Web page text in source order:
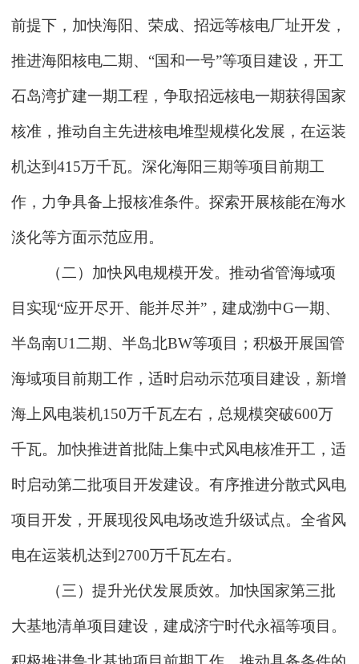
前提下，加快海阳、荣成、招远等核电厂址开发，
推进海阳核电二期、“国和一号”等项目建设，开工
石岛湾扩建一期工程，争取招远核电一期获得国家
核准，推动自主先进核电堆型规模化发展，在运装
机达到415万千瓦。深化海阳三期等项目前期工
作，力争具备上报核准条件。探索开展核能在海水
淡化等方面示范应用。
（二）加快风电规模开发。推动省管海域项
目实现“应开尽开、能并尽并”，建成渤中G一期、
半岛南U1二期、半岛北BW等项目；积极开展国管
海域项目前期工作，适时启动示范项目建设，新增
海上风电装机150万千瓦左右，总规模突破600万
千瓦。加快推进首批陆上集中式风电核准开工，适
时启动第二批项目开发建设。有序推进分散式风电
项目开发，开展现役风电场改造升级试点。全省风
电在运装机达到2700万千瓦左右。
（三）提升光伏发展质效。加快国家第三批
大基地清单项目建设，建成济宁时代永福等项目。